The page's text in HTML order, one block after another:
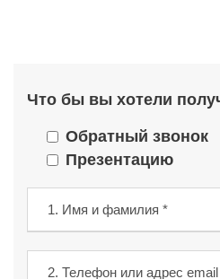
Что бы вы хотели
Обратный звонок
Презентацию